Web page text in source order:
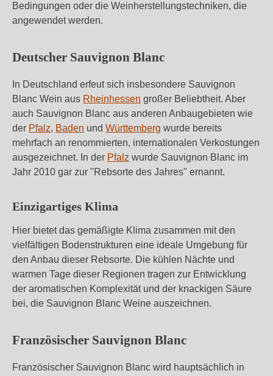
Bedingungen oder die Weinherstellungstechniken, die
angewendet werden.
Deutscher Sauvignon Blanc
In Deutschland erfeut sich insbesondere Sauvignon
Blanc Wein aus Rheinhessen großer Beliebtheit. Aber
auch Sauvignon Blanc aus anderen Anbaugebieten wie
der Pfalz, Baden und Württemberg wurde bereits
mehrfach an renommierten, internationalen Verkostungen
ausgezeichnet. In der Pfalz wurde Sauvignon Blanc im
Jahr 2010 gar zur "Rebsorte des Jahres" ernannt.
Einzigartiges Klima
Hier bietet das gemäßigte Klima zusammen mit den
vielfältigen Bodenstrukturen eine ideale Umgebung für
den Anbau dieser Rebsorte. Die kühlen Nächte und
warmen Tage dieser Regionen tragen zur Entwicklung
der aromatischen Komplexität und der knackigen Säure
bei, die Sauvignon Blanc Weine auszeichnen.
Französischer Sauvignon Blanc
Französischer Sauvignon Blanc wird hauptsächlich in